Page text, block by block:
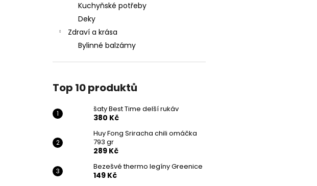
Kuchyňské potřeby
Deky
Zdraví a krása
Bylinné balzámy
Top 10 produktů
šaty Best Time delší rukáv
380 Kč
Huy Fong Sriracha chili omáčka
793 gr
289 Kč
Bezešvé thermo legíny Greenice
149 Kč